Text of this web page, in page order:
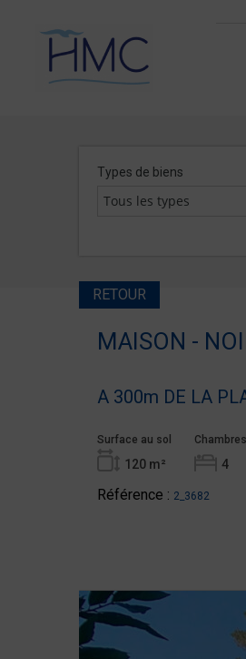
Types de biens
Tous les types
RETOUR
MAISON -
A 300m DE LA
Surface au sol
120 m²
Chambres
4
Référence : 2_3682